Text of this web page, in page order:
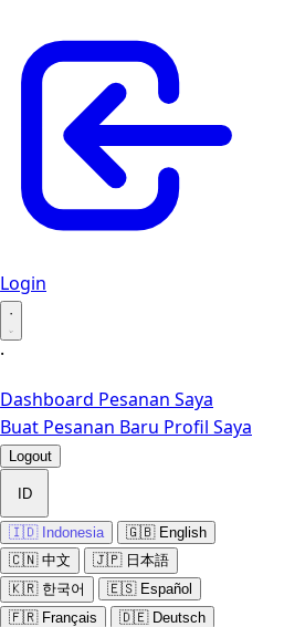
Login
·
·
Dashboard Pesanan Saya
Buat Pesanan Baru Profil Saya
Logout
ID
🇮🇩 Indonesia
🇬🇧 English
🇨🇳 中文
🇯🇵 日本語
🇰🇷 한국어
🇪🇸 Español
🇫🇷 Français
🇩🇪 Deutsch